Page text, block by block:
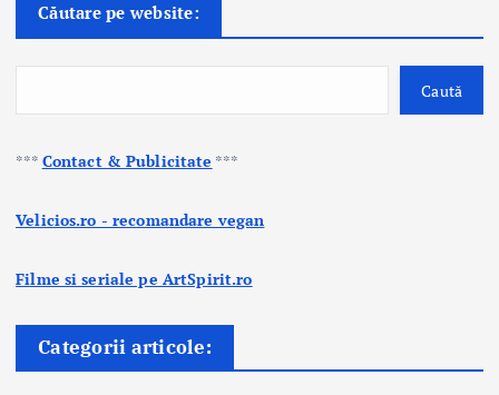
Căutare pe website:
Caută
*** Contact & Publicitate ***
Velicios.ro - recomandare vegan
Filme si seriale pe ArtSpirit.ro
Categorii articole: